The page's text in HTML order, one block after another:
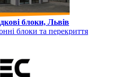
блоки, Львів
блоки та перекриття